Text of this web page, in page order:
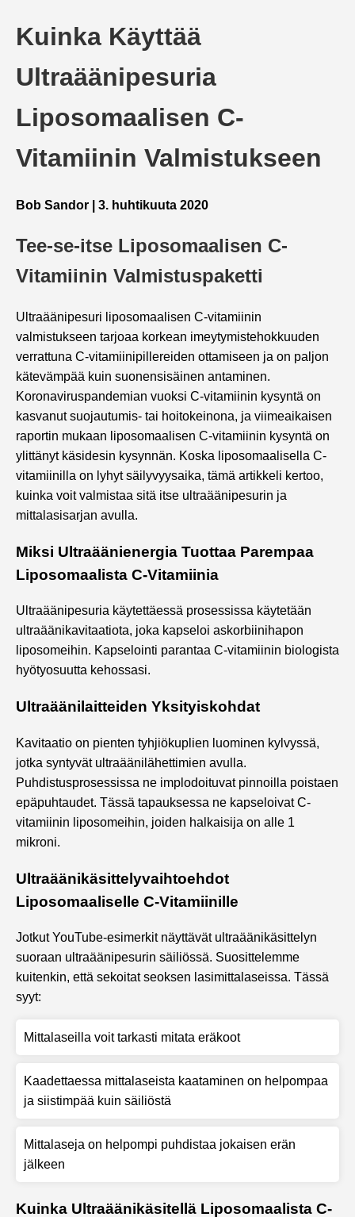
Kuinka Käyttää
Ultraäänipesuria
Liposomaalisen C-
Vitamiinin Valmistukseen
Bob Sandor | 3. huhtikuuta 2020
Tee-se-itse Liposomaalisen C-
Vitamiinin Valmistuspaketti
Ultraäänipesuri liposomaalisen C-vitamiinin
valmistukseen tarjoaa korkean imeytymistehokkuuden
verrattuna C-vitamiinipillereiden ottamiseen ja on paljon
kätevämpää kuin suonensisäinen antaminen.
Koronaviruspandemian vuoksi C-vitamiinin kysyntä on
kasvanut suojautumis- tai hoitokeinona, ja viimeaikaisen
raportin mukaan liposomaalisen C-vitamiinin kysyntä on
ylittänyt käsidesin kysynnän. Koska liposomaalisella C-
vitamiinilla on lyhyt säilyvyysaika, tämä artikkeli kertoo,
kuinka voit valmistaa sitä itse ultraäänipesurin ja
mittalasisarjan avulla.
Miksi Ultraäänienergia Tuottaa Parempaa
Liposomaalista C-Vitamiinia
Ultraäänipesuria käytettäessä prosessissa käytetään
ultraäänikavitaatiota, joka kapseloi askorbiinihapon
liposomeihin. Kapselointi parantaa C-vitamiinin biologista
hyötyosuutta kehossasi.
Ultraäänilaitteiden Yksityiskohdat
Kavitaatio on pienten tyhjiökuplien luominen kylvyssä,
jotka syntyvät ultraäänilähettimien avulla.
Puhdistusprosessissa ne implodoituvat pinnoilla poistaen
epäpuhtaudet. Tässä tapauksessa ne kapseloivat C-
vitamiinin liposomeihin, joiden halkaisija on alle 1
mikroni.
Ultraäänikäsittelyvaihtoehdot
Liposomaaliselle C-Vitamiinille
Jotkut YouTube-esimerkit näyttävät ultraäänikäsittelyn
suoraan ultraäänipesurin säiliössä. Suosittelemme
kuitenkin, että sekoitat seoksen lasimittalaseissa. Tässä
syyt:
Mittalaseilla voit tarkasti mitata eräkoot
Kaadettaessa mittalaseista kaataminen on helpompaa
ja siistimpää kuin säiliöstä
Mittalaseja on helpompi puhdistaa jokaisen erän
jälkeen
Kuinka Ultraäänikäsitellä Liposomaalista C-